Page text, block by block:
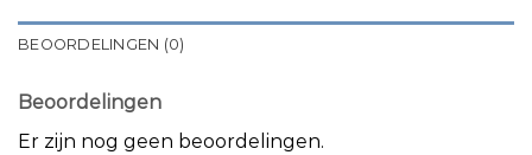
BEOORDELINGEN (0)
Beoordelingen
Er zijn nog geen beoordelingen.